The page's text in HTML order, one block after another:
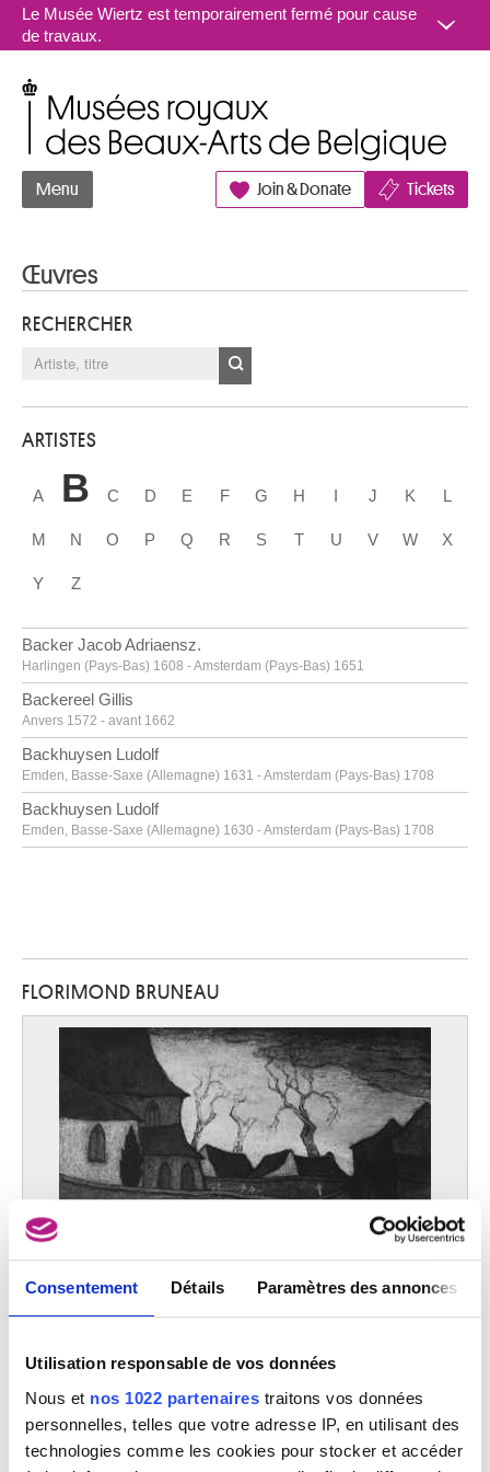
Consentement Détails Paramètres des annonces
Utilisation responsable de vos données
Nous et nos 1022 partenaires traitons vos données
personnelles, telles que votre adresse IP, en utilisant des
technologies comme les cookies pour stocker et accéder
Aller au contenu
Le Musée Wiertz est temporairement fermé pour cause
de travaux.
Menu Join & Donate Tickets
Œuvres
RECHERCHER
ARTISTES
A B C D E F G H I J K L
M N O P Q R S T U V W X
Y Z
Backer Jacob Adriaensz.
Harlingen (Pays-Bas) 1608 - Amsterdam (Pays-Bas) 1651
Backereel Gillis
Anvers 1572 - avant 1662
Backhuysen Ludolf
Emden, Basse-Saxe (Allemagne) 1631 - Amsterdam (Pays-Bas) 1708
Backhuysen Ludolf
Emden, Basse-Saxe (Allemagne) 1630 - Amsterdam (Pays-Bas) 1708
Lovendegem 1904 - Gand 1980
Baertling Olle
Halmstad (Suède) 1911 - Stockholm (Suède) 1981
Gand 1866 - 1922
Baes Firmin
Saint-Josse-ten-Noode / Bruxelles 1874 - Bruxelles 1943
Baes Henri
Bruxelles 1850 - 1920
Baes Rachel
Bagelaar Ernst Willem Jan
Rome (Italie) ca. 1566 - 1643
Bailleux Cesar
FLORIMOND BRUNEAU
Florimond Bruneau